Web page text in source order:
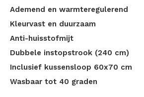
Ademend en warmteregulerend
Kleurvast en duurzaam
Anti-huisstofmijt
Dubbele instopstrook (240 cm)
Inclusief kussensloop 60x70 cm
Wasbaar tot 40 graden